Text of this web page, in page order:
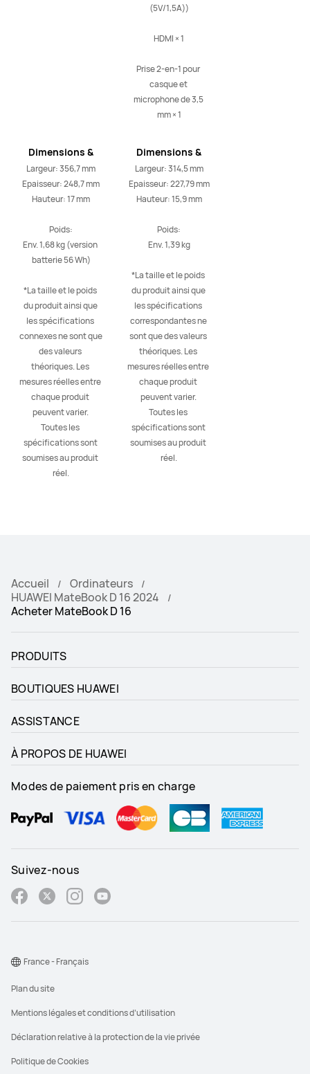
Dimensions &
Poids
Largeur: 356,7 mm
Epaisseur: 248,7 mm
Hauteur: 17 mm
Poids:
Env. 1,68 kg (version
batterie 56 Wh)
*La taille et le poids
du produit ainsi que
les spécifications
connexes ne sont que
des valeurs
théoriques. Les
mesures réelles entre
chaque produit
peuvent varier.
Toutes les
spécifications sont
soumises au produit
réel.
(5V/1,5A))
HDMI × 1
Prise 2-en-1 pour
casque et
microphone de 3,5
mm × 1
Dimensions &
Poids
Largeur: 314,5 mm
Epaisseur: 227,79 mm
Hauteur: 15,9 mm
Poids:
Env. 1,39 kg
*La taille et le poids
du produit ainsi que
les spécifications
correspondantes ne
sont que des valeurs
théoriques. Les
mesures réelles entre
chaque produit
peuvent varier.
Toutes les
spécifications sont
soumises au produit
réel.
Accueil
Ordinateurs
HUAWEI MateBook D 16 2024
Acheter MateBook D 16
PRODUITS
BOUTIQUES HUAWEI
ASSISTANCE
À PROPOS DE HUAWEI
Modes de paiement pris en charge
Suivez-nous
Plan du site
Mentions légales et conditions d’utilisation
Déclaration relative à la protection de la vie privée
Politique de Cookies
France - Français